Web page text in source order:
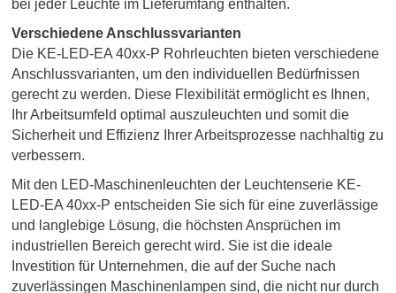
bei jeder Leuchte im Lieferumfang enthalten.
Verschiedene Anschlussvarianten
Die KE-LED-EA 40xx-P Rohrleuchten bieten verschiedene
Anschlussvarianten, um den individuellen Bedürfnissen
gerecht zu werden. Diese Flexibilität ermöglicht es Ihnen,
Ihr Arbeitsumfeld optimal auszuleuchten und somit die
Sicherheit und Effizienz Ihrer Arbeitsprozesse nachhaltig zu
verbessern.
Mit den LED-Maschinenleuchten der Leuchtenserie KE-
LED-EA 40xx-P entscheiden Sie sich für eine zuverlässige
und langlebige Lösung, die höchsten Ansprüchen im
industriellen Bereich gerecht wird. Sie ist die ideale
Investition für Unternehmen, die auf der Suche nach
zuverlässingen Maschinenlampen sind, die nicht nur durch